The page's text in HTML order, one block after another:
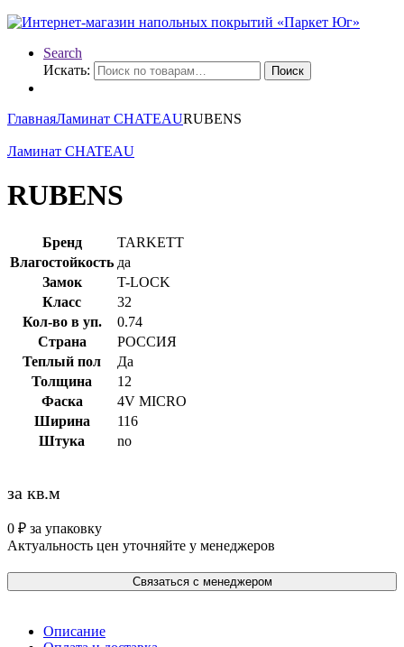
Search
Искать:
Поиск
ГлавнаяЛаминат CHATEAURUBENS
Ламинат CHATEAU
RUBENS
Бренд
TARKETT
Влагостойкость да
Замок
T-LOCK
Класс
32
Кол-во в уп.
0.74
Страна
РОССИЯ
Теплый пол
Да
Толщина
12
Фаска
4V MICRO
Ширина
116
Штука
no
за кв.м
0 ₽ за упаковку
Актуальность цен уточняйте у менеджеров
Связаться с менеджером
Описание